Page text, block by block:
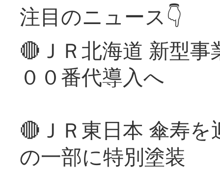
注目のニュース👇
🔴ＪＲ北海道 新型
００番代導入へ
🔴ＪＲ東日本 傘寿
の一部に特別塗装